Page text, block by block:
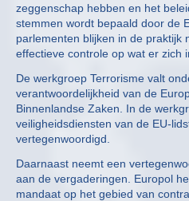
zeggenschap hebben en het
stemmen wordt bepaald door de
parlementen blijken in de praktijk
effectieve controle op wat er zich
De werkgroep Terrorisme valt
verantwoordelijkheid van de
Binnenlandse Zaken. In de
veiligheidsdiensten van de EU-
vertegenwoordigd.
Daarnaast neemt een
aan de vergaderingen. Europol
mandaat op het gebied van